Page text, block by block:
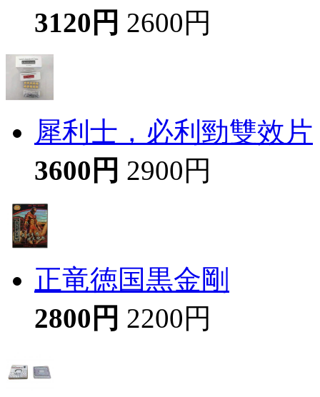
3120円 2600円
犀利士，必利勁雙效片
3600円 2900円
正竜徳国黒金剛
2800円 2200円